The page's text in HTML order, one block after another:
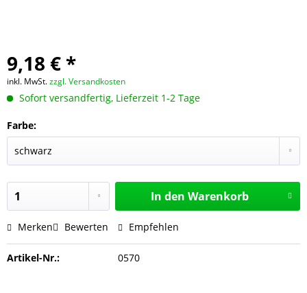
9,18 € *
inkl. MwSt.zzgl. Versandkosten
Sofort versandfertig, Lieferzeit 1-2 Tage
Farbe:
In den Warenkorb
Merken Bewerten Empfehlen
Artikel-Nr.: 0570